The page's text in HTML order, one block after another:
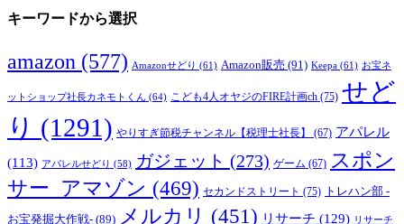
キーワードから選択
amazon (577) Amazonせどり (61) Amazon販売 (91) Keepa (61) お宝ネ
ットショップ社長カネモトくん (64) こども4人オヤジのFIRE計画ch (75) せど
り (1291) やりすぎ節税チャンネル【税理士社長】 (67) アパレル
(113) アパレルせどり (58) ガジェット (273) ゲーム (67) スポン
サー_アマゾン (469) セカンドストリート (75) トレハン部 -
お宝発掘大作戦- (89) メルカリ (451) リサーチ (129) リサーチ